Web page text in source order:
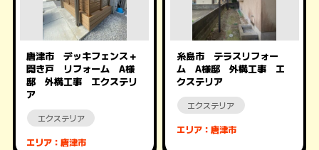
唐津市 デッキフェンス＋
開き戸 リフォーム A様
邸 外構工事 エクステリ
ア
エクステリア
エリア：唐津市
糸島市 テラスリフォー
ム A様邸 外構工事 エ
クステリア
エクステリア
エリア：唐津市